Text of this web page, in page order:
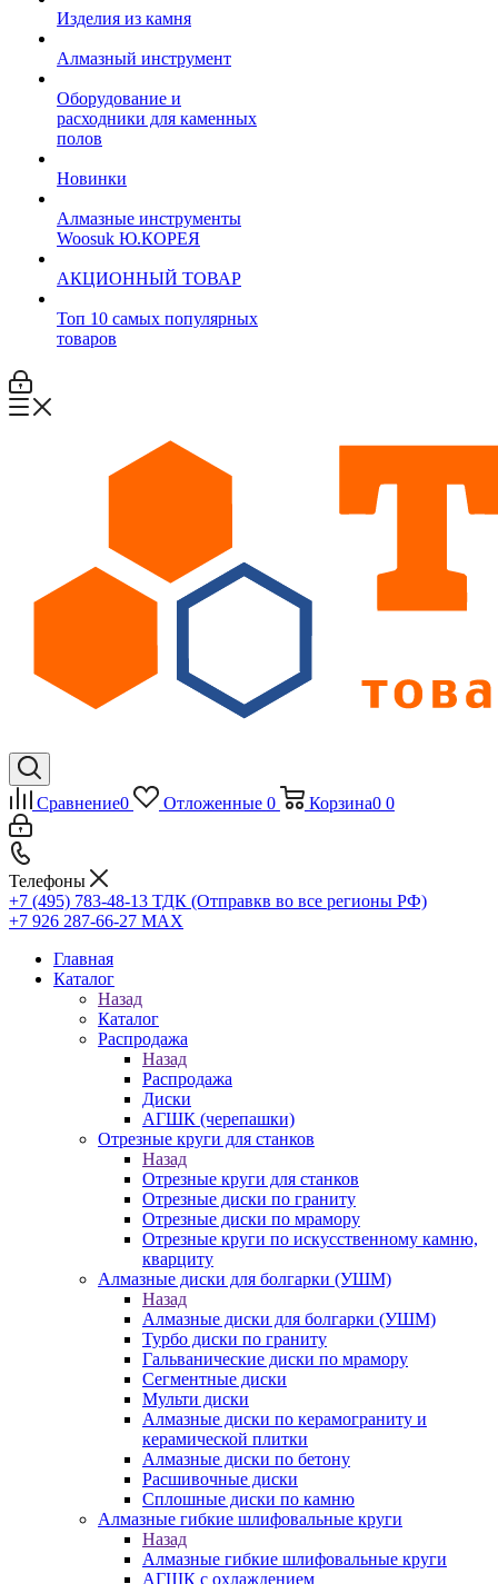
Изделия из камня
Алмазный инструмент
Оборудование и
расходники для каменных
полов
Новинки
Алмазные инструменты
Woosuk Ю.КОРЕЯ
АКЦИОННЫЙ ТОВАР
Топ 10 самых популярных
товаров
Сравнение0 Отложенные 0 Корзина0 0
Телефоны
+7 (495) 783-48-13 ТДК (Отправкв во все регионы РФ)
+7 926 287-66-27 МАХ
Главная
Каталог
Назад
Каталог
Распродажа
Назад
Распродажа
Диски
АГШК (черепашки)
Отрезные круги для станков
Назад
Отрезные круги для станков
Отрезные диски по граниту
Отрезные диски по мрамору
Отрезные круги по искусственному камню,
кварциту
Алмазные диски для болгарки (УШМ)
Назад
Алмазные диски для болгарки (УШМ)
Турбо диски по граниту
Гальванические диски по мрамору
Сегментные диски
Мульти диски
Алмазные диски по керамограниту и
керамической плитки
Алмазные диски по бетону
Расшивочные диски
Сплошные диски по камню
Алмазные гибкие шлифовальные круги
Назад
Алмазные гибкие шлифовальные круги
АГШК с охлаждением